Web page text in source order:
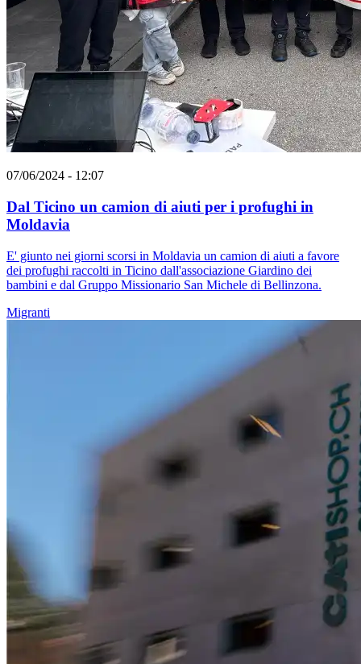
07/06/2024 - 12:07
Dal Ticino un camion di aiuti per i profughi in
Moldavia
E' giunto nei giorni scorsi in Moldavia un camion di aiuti a favore
dei profughi raccolti in Ticino dall'associazione Giardino dei
bambini e dal Gruppo Missionario San Michele di Bellinzona.
Migranti